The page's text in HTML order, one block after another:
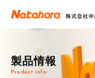
製品情報
Product info